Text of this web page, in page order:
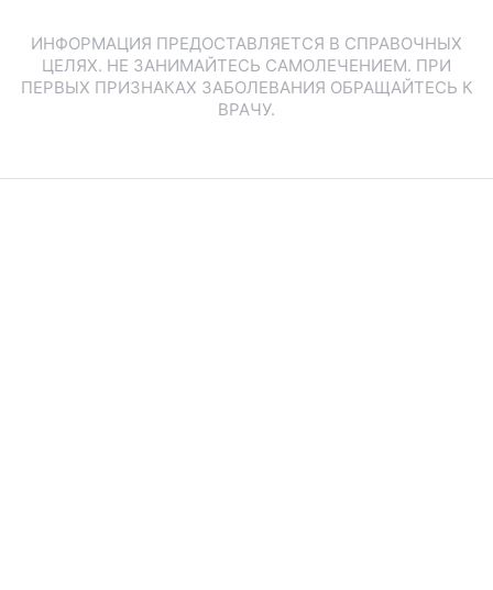
ИНФОРМАЦИЯ ПРЕДОСТАВЛЯЕТСЯ В СПРАВОЧНЫХ
ЦЕЛЯХ. НЕ ЗАНИМАЙТЕСЬ САМОЛЕЧЕНИЕМ. ПРИ
ПЕРВЫХ ПРИЗНАКАХ ЗАБОЛЕВАНИЯ ОБРАЩАЙТЕСЬ К
ВРАЧУ.